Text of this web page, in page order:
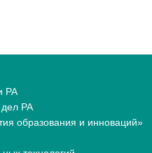
РА
дел РА
образования и инноваций»